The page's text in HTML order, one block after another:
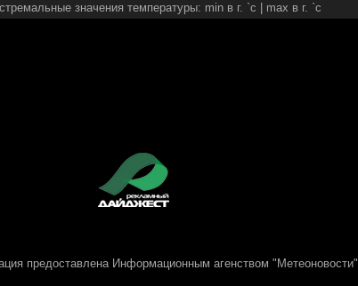
значения температуры: min в г. `c | max в г. `c
предоставлена Информационным агенством "Метеоновости"